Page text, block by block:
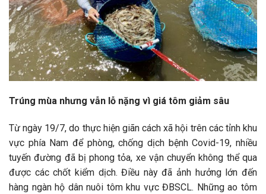
Trúng mùa nhưng vẫn lỗ nặng vì giá tôm giảm sâu
Từ ngày 19/7, do thực hiện giãn cách xã hội trên các tỉnh khu
vực phía Nam để phòng, chống dịch bệnh Covid-19, nhiều
tuyến đường đã bị phong tỏa, xe vận chuyển không thể qua
được các chốt kiểm dịch. Điều này đã ảnh hưởng lớn đến
hàng ngàn hộ dân nuôi tôm khu vực ĐBSCL. Những ao tôm